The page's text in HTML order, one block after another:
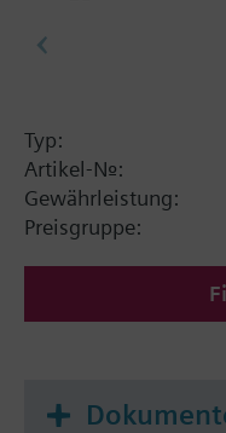
Typ:
Artikel-Nr.:
Gewährleistung:
Preisgruppe: